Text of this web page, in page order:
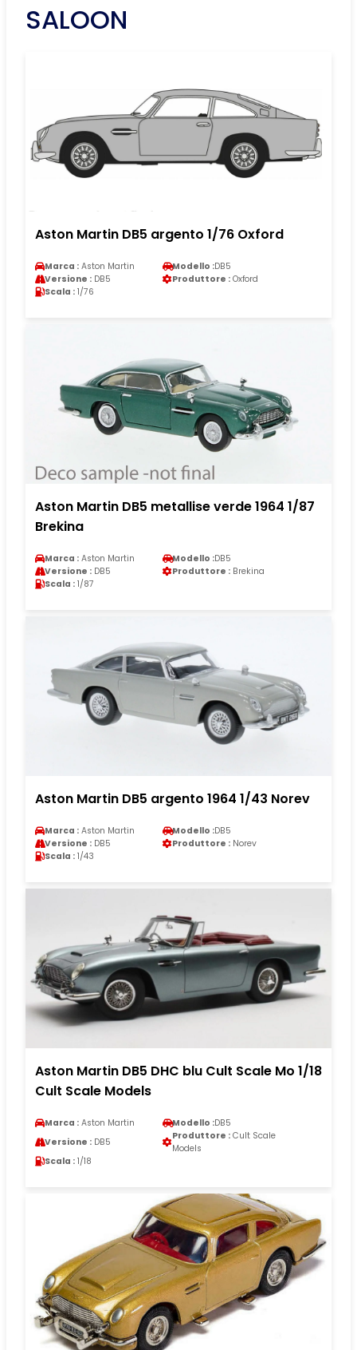
SALOON
Aston Martin DB5 argento 1/76 Oxford
Marca : Aston Martin Modello :DB5
Versione : DB5 Produttore : Oxford
Scala : 1/76
Aston Martin DB5 metallise verde 1964 1/87
Brekina
Marca : Aston Martin Modello :DB5
Versione : DB5 Produttore : Brekina
Scala : 1/87
Aston Martin DB5 argento 1964 1/43 Norev
Marca : Aston Martin Modello :DB5
Versione : DB5 Produttore : Norev
Scala : 1/43
Aston Martin DB5 DHC blu Cult Scale Mo 1/18
Cult Scale Models
Marca : Aston Martin Modello :DB5
Versione : DB5
Produttore : Cult Scale
Models
Scala : 1/18